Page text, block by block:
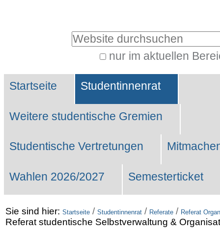
Website durchsuchen
nur im aktuellen
Suche…
Sektionen
Startseite Studentinnenrat
Weitere studentische Gremien
Studentische Vertretungen
Wahlen 2026/2027 Semesterticket
Sie sind hier: Startseite / Studentinnenrat / Referate / Referat
Referat studentische Selbstverwaltung &